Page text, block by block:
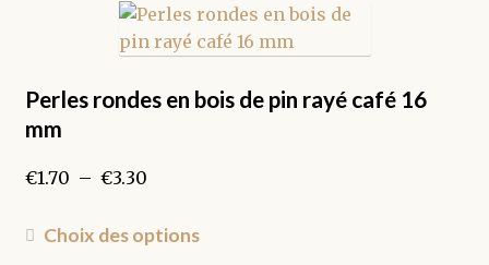
Perles rondes en bois de pin rayé café 16
mm
€1.70 – €3.30Plage
prix :
Choix des optionsCe